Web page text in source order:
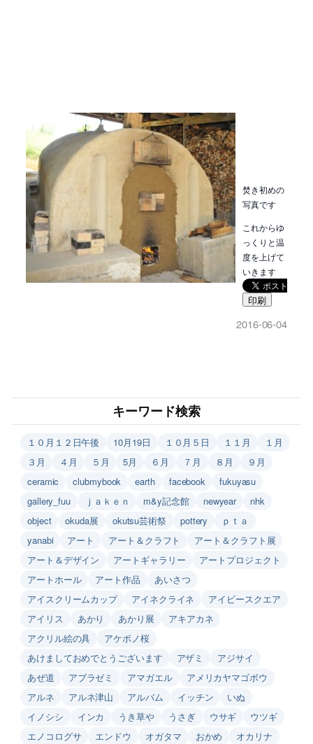
焚き初めの
写真です
これからゆ
っくりと温
度を上げて
いきます
印刷
2016-06-04
キーワード検索
１０月１２日午後 10月19日 １０月５日 １１月
１月
３月
４月 ５月 5月 ６月 ７月 ８月
９月
ceramic
clubmybook earth facebook
fukuyasu
gallery_fuu
ｊａｋｅｎ m&y記念館 newyear
nhk
object
okuda展 okutsu芸術祭 pottery
ｐｔａ
yanabi
アート アート＆クラフト
アート＆クラフト展
アート＆デザイン
アートギャラリー
アートプロジェクト
アートホール
アート作品
あいさつ
アイスクリームカップ
アイネクライネ
アイビースクエア
アイリス
あかり あかり展
アキアカネ
アクリル絵の具
アケボノ桜
あけましておめでとうございます
アザミ
アジサイ
あぜ道
アブラゼミ アマガエル
アメリカヤマゴボウ
アルネ
アルネ津山 アルバム イッチン
いぬ
イノシシ
インカ うき草や うさぎ ウサギ
ウツギ
エノコログサ
エンドウ オガタマ おかめ オカリナ